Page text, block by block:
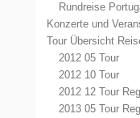
Rundreise
Konzerte und
Tour Übersicht
2012 05 Tour
2012 10 Tour
2012 12 Tour
2013 05 Tour